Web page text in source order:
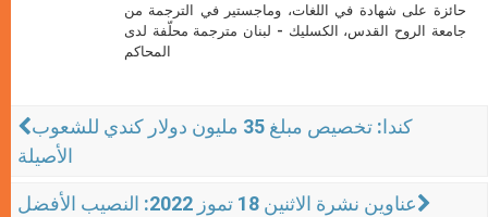
حائزة على شهادة في اللغات، وماجستير في الترجمة من
جامعة الروح القدس، الكسليك - لبنان مترجمة محلّفة لدى
المحاكم
كندا: تخصيص مبلغ 35 مليون دولار كندي للشعوب
الأصيلة
عناوين نشرة الاثنين 18 تموز 2022: النصيب الأفضل